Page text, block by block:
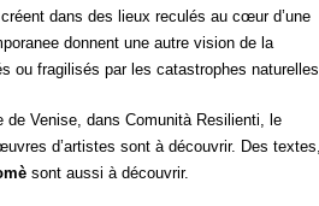
dans des lieux reculés au cœur d’une
donnent une autre vision de la
ou fragilisés par les catastrophes naturelles.
de Venise, dans Comunità Resilienti, le
d’artistes sont à découvrir. Des textes,
sont aussi à découvrir.